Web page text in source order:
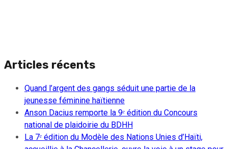
Articles récents
Quand l’argent des gangs séduit une partie de la
jeunesse féminine haïtienne
Anson Dacius remporte la 9ᵉ édition du Concours
national de plaidoirie du BDHH
La 7ᵉ édition du Modèle des Nations Unies d’Haïti,